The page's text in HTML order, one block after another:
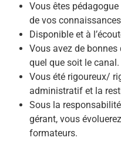
Vous êtes
de vos
Disponible et à
Vous avez de
quel que soit le canal.
Vous été rigoureux/
administratif et la
Sous la
gérant, vous
formateurs.